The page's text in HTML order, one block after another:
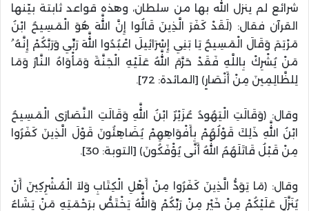
شرائع لم ينزل الله بها من سلطان، وهذه قواعد ثابتة بيّنها
القرآن فقال: ﴿لَقَدْ كَفَرَ الَّذِينَ قَالُوا إِنَّ اللَّهَ هُوَ الْمَسِيحُ ابْنُ
مَرْيَمَ وَقَالَ الْمَسِيحُ يَا بَنِي إِسْرَائِيلَ اعْبُدُوا اللَّهَ رَبِّي وَرَبَّكُمْ إِنَّهُ ُ
مَنْ يُشْرِكْ بِاللَّهِ فَقَدْ حَرَّمَ اللَّهُ عَلَيْهِ الْجَنَّةَ وَمَأْوَاهُ النَّارُ وَمَا
لِلظَّالِمِينَ مِنْ أَنْصَارٍ﴾ [المائدة: 72].
وقال: ﴿وَقَالَتِ الْيَهُودُ عُزَيْرٌ ابْنُ اللَّهِ وَقَالَتِ النَّصَارَى الْمَسِيحُ
ابْنُ اللَّهِ ذَلِكَ قَوْلُهُمْ بِأَفْوَاهِهِمْ يُضَاهِئُونَ قَوْلَ الَّذِينَ كَفَرُوا
مِنْ قَبْلُ قَاتَلَهُمُ اللَّهُ أَنَّى يُؤْفَكُونَ﴾ [التوبة: 30].
وقال: ﴿مَا يَوَدُّ الَّذِينَ كَفَرُوا مِنْ أَهْلِ الْكِتَابِ وَلاَ الْمُشْرِكِينَ أَنْ
يُنَزَّلَ عَلَيْكُمْ مِنْ خَيْرٍ مِنْ رَبِّكُمْ وَاللَّهُ يَخْتَصُّ بِرَحْمَتِهِ مَنْ يَشَاءُ